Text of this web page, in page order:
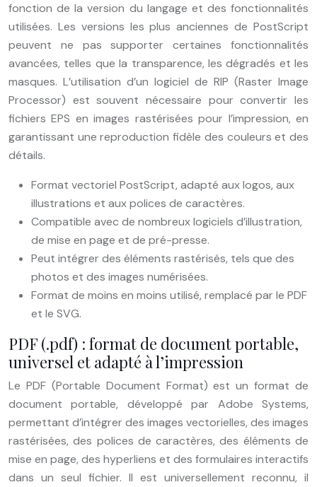
fonction de la version du langage et des fonctionnalités
utilisées. Les versions les plus anciennes de PostScript
peuvent ne pas supporter certaines fonctionnalités
avancées, telles que la transparence, les dégradés et les
masques. L’utilisation d’un logiciel de RIP (Raster Image
Processor) est souvent nécessaire pour convertir les
fichiers EPS en images rastérisées pour l’impression, en
garantissant une reproduction fidèle des couleurs et des
détails.
Format vectoriel PostScript, adapté aux logos, aux
illustrations et aux polices de caractères.
Compatible avec de nombreux logiciels d’illustration,
de mise en page et de pré-presse.
Peut intégrer des éléments rastérisés, tels que des
photos et des images numérisées.
Format de moins en moins utilisé, remplacé par le PDF
et le SVG.
PDF (.pdf) : format de document portable,
universel et adapté à l’impression
Le PDF (Portable Document Format) est un format de
document portable, développé par Adobe Systems,
permettant d’intégrer des images vectorielles, des images
rastérisées, des polices de caractères, des éléments de
mise en page, des hyperliens et des formulaires interactifs
dans un seul fichier. Il est universellement reconnu, il